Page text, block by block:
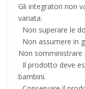
Gli integratori non
variata.
Non superare le
Non assumere in
Non somministrare
Il prodotto deve
bambini.